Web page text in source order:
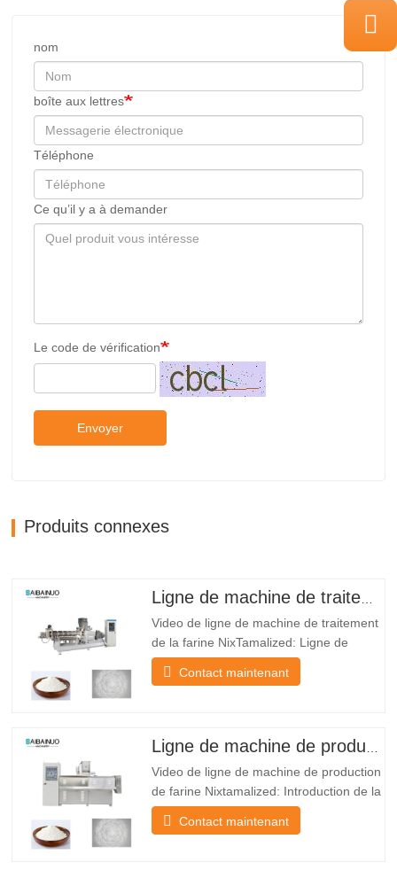
nom
boîte aux lettres
Téléphone
Ce qu’il y a à demander
Le code de vérification
Envoyer
Produits connexes
Ligne de machine de traitement de la farine Nixtamalized
Video de ligne de machine de traitement
de la farine NixTamalized: Ligne de
machine de traitement de la farine
NixtamalizedEatires: *LeMachine de
de poudre tels que la poudre d'aliments
pour bébé, la poudre de bouillie…
Contact maintenant
Ligne de machine de production de farine Nixtamalized
Video de ligne de machine de production
de farine Nixtamalized: Introduction de la
ligne de machine de production de farine
de farine Nixtamalized: Le système de
Contact maintenant